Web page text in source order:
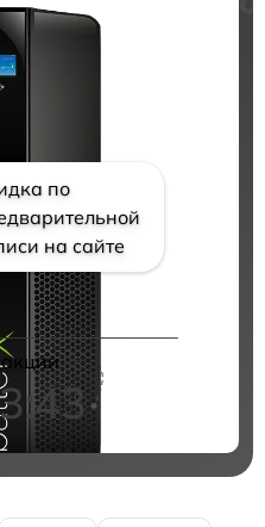
по
на сайте